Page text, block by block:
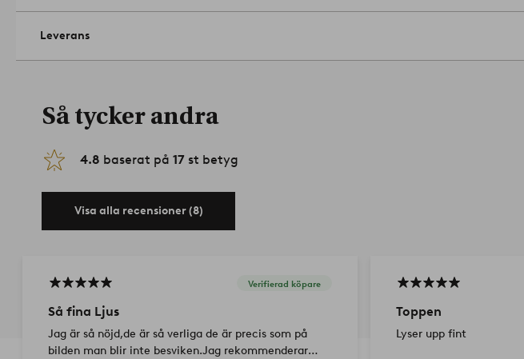
Leverans
Så tycker andra
4.8 baserat på 17 st betyg
Visa alla recensioner (8)
Verifierad köpare
Så fina Ljus
Jag är så nöjd,de är så verliga de är precis som på
bilden man blir inte besviken.Jag rekommenderar
Toppen
Lyser upp fint